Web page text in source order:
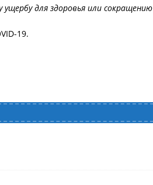
для здоровья или сокращению
19.